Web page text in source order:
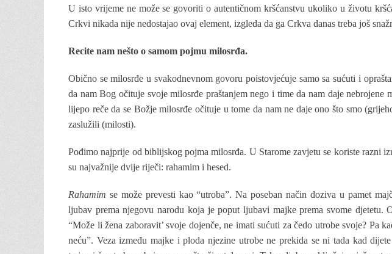
U isto vrijeme ne može se govoriti o autentičnom kršćanstvu ukoliko u životu
Crkvi nikada nije nedostajao ovaj element, izgleda da ga Crkva danas treba još
Recite nam nešto o samom pojmu milosrđa.
Obično se milosrđe u svakodnevnom govoru poistovjećuje samo sa sućuti i
da nam Bog očituje svoje milosrđe praštanjem nego i time da nam daje nebrojene
lijepo reče da se Božje milosrđe očituje u tome da nam ne daje ono što smo
zaslužili (milosti).
Pođimo najprije od biblijskog pojma milosrđa. U Starome zavjetu se koriste razni
su najvažnije dvije riječi: rahamim i hesed.
Rahamim se može prevesti kao “utroba”. Na poseban način doziva u pamet
ljubav prema njegovu narodu koja je poput ljubavi majke prema svome djetetu.
“Može li žena zaboravit’ svoje dojenče, ne imati sućuti za čedo utrobe svoje? Pa
neću”. Veza između majke i ploda njezine utrobe ne prekida se ni tada kad